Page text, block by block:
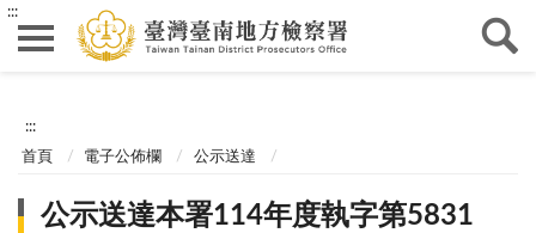
:::
:::
首頁 電子公佈欄 公示送達
公示送達本署114年度執字第5831